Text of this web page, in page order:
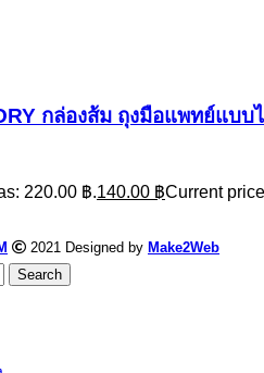
กล่องส้ม ถุงมือแพทย์แบ
220.00 ฿.140.00 ฿Current
2021 Designed by Make2Web
Search